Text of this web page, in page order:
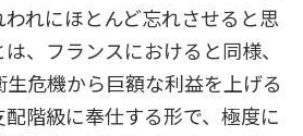
われにほとんど忘れさせると思
、フランスにおけると同様、
生危機から巨額な利益を上げる
階級に奉仕する形で、極度に